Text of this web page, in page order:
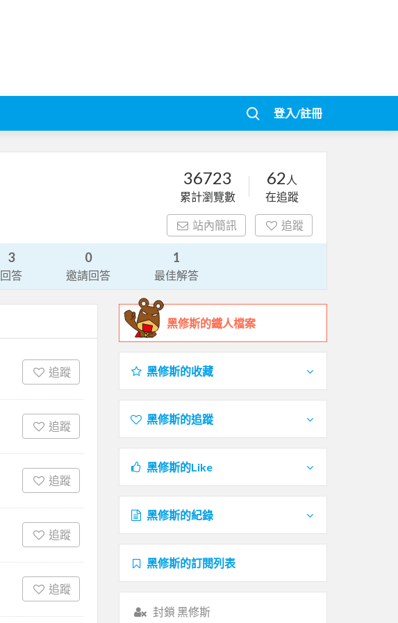
登入/註冊
36723
累計瀏覽數
62 人
在追蹤
站內簡訊 追蹤
3
回答
0
邀請回答
1
最佳解答
追蹤
追蹤
追蹤
追蹤
追蹤
黑修斯的鐵人檔案
黑修斯的收藏
黑修斯的追蹤
黑修斯的Like
黑修斯的紀錄
黑修斯的訂閱列表
封鎖 黑修斯